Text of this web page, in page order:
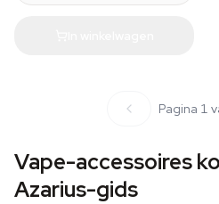
Pagina 1
Vape-accessoires
Azarius-gids